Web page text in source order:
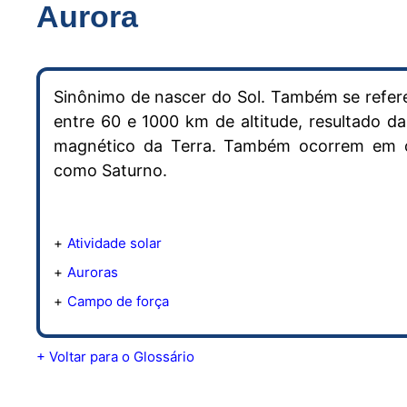
Aurora
Sinônimo de nascer do Sol. Também se
entre 60 e 1000 km de altitude, resultado
magnético da Terra. Também ocorrem
como Saturno.
Atividade solar
Auroras
Campo de força
+ Voltar para o Glossário